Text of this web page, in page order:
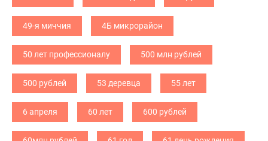
49-я миччия 4Б микрорайон
50 лет профессионалу 500 млн рублей
500 рублей 53 деревца 55 лет
6 апреля 60 лет 600 рублей